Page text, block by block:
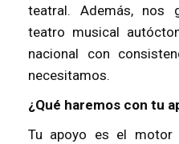
teatral. Además, nos
teatro musical
nacional con
necesitamos.
¿Qué haremos con tu
Tu apoyo es el motor